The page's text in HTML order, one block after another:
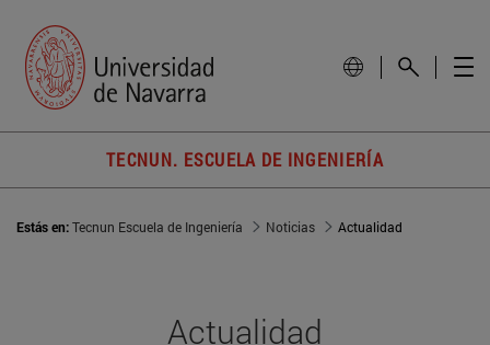
TECNUN. ESCUELA DE INGENIERÍA
Estás en:Tecnun Escuela de Ingeniería Noticias Actualidad
Actualidad